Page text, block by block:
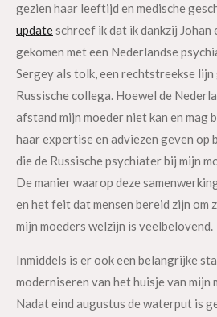
gezien haar leeftijd en medische
updateschreef ik dat ik dankzij Johan
gekomen met een Nederlandse
Sergey als tolk, een rechtstreekse
Russische collega. Hoewel de
afstand mijn moeder niet kan en mag
haar expertise en adviezen geven op
die de Russische psychiater bij mijn
De manier waarop deze
en het feit dat mensen bereid zijn om
mijn moeders welzijn is veelbelovend.
Inmiddels is er ook een belangrijke
moderniseren van het huisje van mijn
Nadat eind augustus de waterput is